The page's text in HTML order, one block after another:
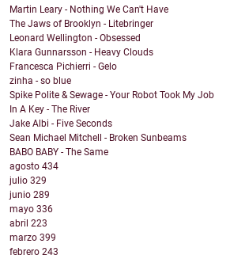
Martin Leary - Nothing We Can't Have
The Jaws of Brooklyn - Litebringer
Leonard Wellington - Obsessed
Klara Gunnarsson - Heavy Clouds
Francesca Pichierri - Gelo
zinha - so blue
Spike Polite & Sewage - Your Robot Took My Job
In A Key - The River
Jake Albi - Five Seconds
Sean Michael Mitchell - Broken Sunbeams
BABO BABY - The Same
agosto 434
julio 329
junio 289
mayo 336
abril 223
marzo 399
febrero 243